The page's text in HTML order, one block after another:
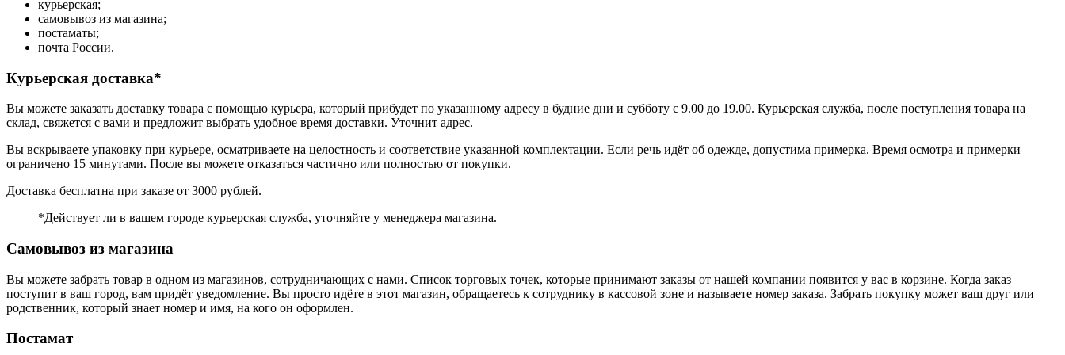
курьерская;
самовывоз из магазина;
постаматы;
почта России.
Курьерская доставка*
Вы можете заказать доставку товара с помощью курьера, который прибудет по указанному адресу в будние дни и субботу с 9.00 до 19.00. Курьерская служба, после поступления товара на
склад, свяжется с вами и предложит выбрать удобное время доставки. Уточнит адрес.
Вы вскрываете упаковку при курьере, осматриваете на целостность и соответствие указанной комплектации. Если речь идёт об одежде, допустима примерка. Время осмотра и примерки
ограничено 15 минутами. После вы можете отказаться частично или полностью от покупки.
Доставка бесплатна при заказе от 3000 рублей.
*Действует ли в вашем городе курьерская служба, уточняйте у менеджера магазина.
Самовывоз из магазина
Вы можете забрать товар в одном из магазинов, сотрудничающих с нами. Список торговых точек, которые принимают заказы от нашей компании появится у вас в корзине. Когда заказ
поступит в ваш город, вам придёт уведомление. Вы просто идёте в этот магазин, обращаетесь к сотруднику в кассовой зоне и называете номер заказа. Забрать покупку может ваш друг или
родственник, который знает номер и имя, на кого он оформлен.
Постамат